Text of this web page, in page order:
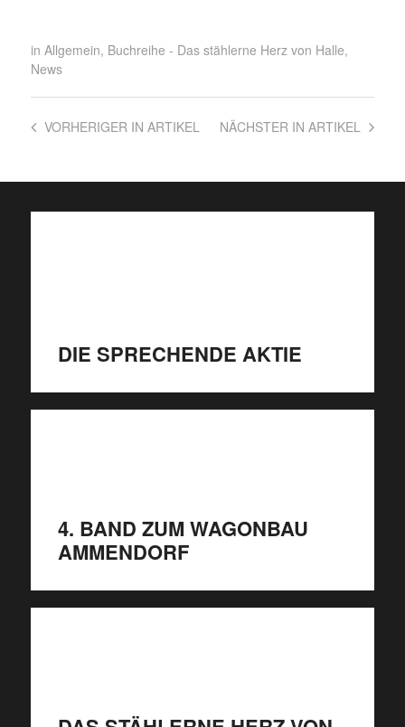
in Allgemein, Buchreihe - Das stählerne Herz von Halle,
News
NÄCHSTER IN ARTIKEL
VORHERIGER IN ARTIKEL
DIE SPRECHENDE AKTIE
4. BAND ZUM WAGONBAU
AMMENDORF